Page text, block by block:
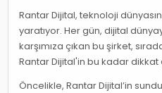
Rantar Dijital, teknoloji
yaratıyor. Her gün, dijital
karşımıza çıkan bu şirket,
Rantar Dijital'in bu kadar
Öncelikle, Rantar Dijital’in